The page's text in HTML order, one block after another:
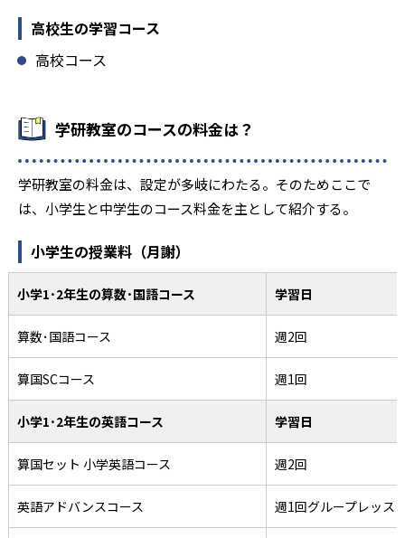
高校生の学習コース
高校コース
学研教室のコースの料金は？
学研教室の料金は、設定が多岐にわたる。そのためここで
は、小学生と中学生のコース料金を主として紹介する。
小学生の授業料（月謝）
小学1･2年生の算数･国語コース 学習日
算数･国語コース 週2回
算国SCコース 週1回
小学1･2年生の英語コース 学習日
算国セット 小学英語コース 週2回
英語アドバンスコース 週1回グループレッス